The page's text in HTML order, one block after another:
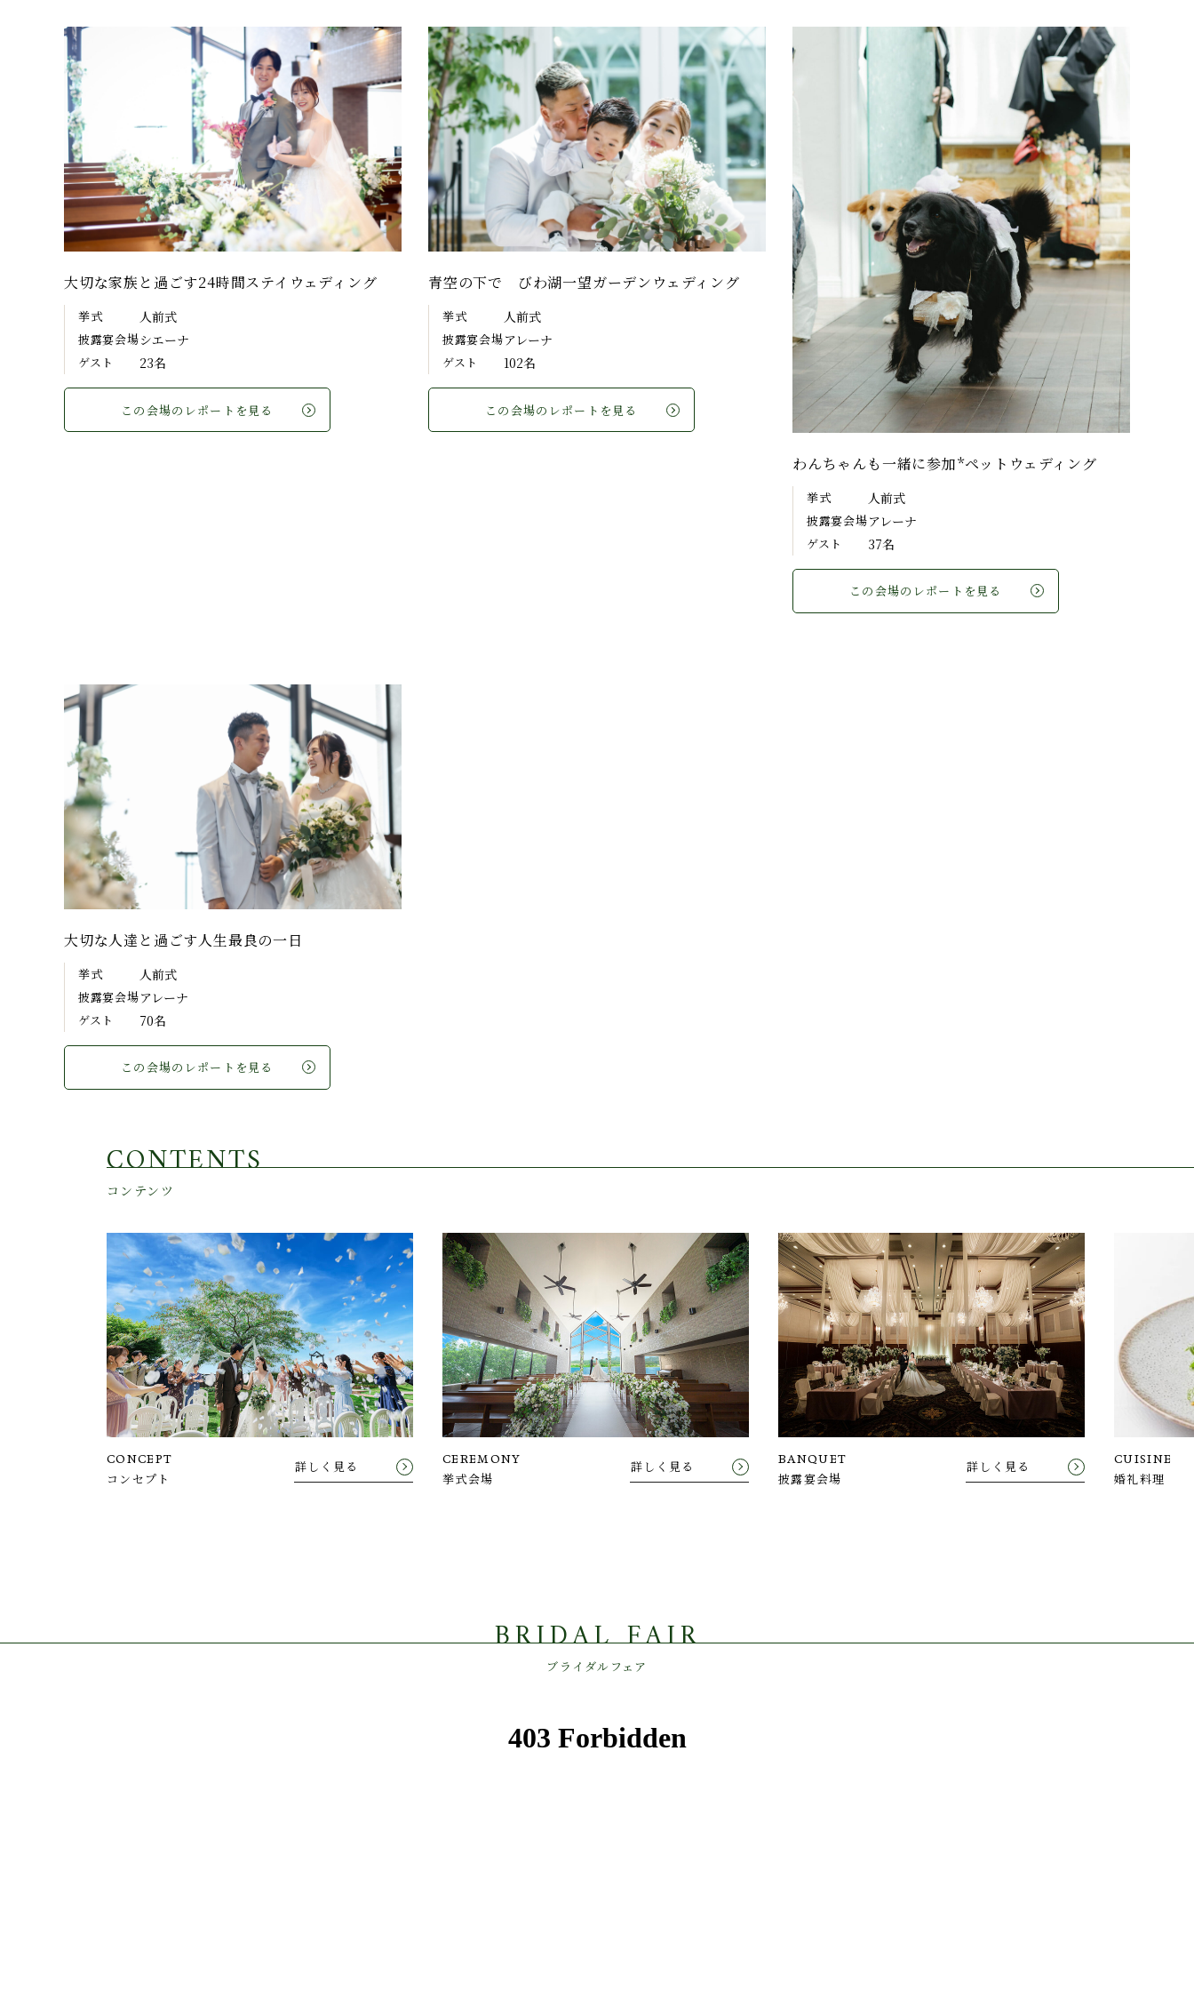
大切な家族と過ごす24時間ステイウェディング
挙式 人前式
披露宴会場シエーナ
ゲスト 23名
この会場のレポートを見る
青空の下で びわ湖一望ガーデンウェディング
挙式 人前式
披露宴会場アレーナ
ゲスト 102名
この会場のレポートを見る
わんちゃんも一緒に参加*ペットウェディング
挙式 人前式
披露宴会場アレーナ
ゲスト 37名
この会場のレポートを見る
大切な人達と過ごす人生最良の一日
挙式 人前式
披露宴会場アレーナ
ゲスト 70名
この会場のレポートを見る
CONTENTS
コンテンツ
CONCEPT
コンセプト
詳しく見る CEREMONY
挙式会場
詳しく見る BANQUET
披露宴会場
詳しく見る CUISINE
婚礼料理
BRIDAL FAIR
ブライダルフェア